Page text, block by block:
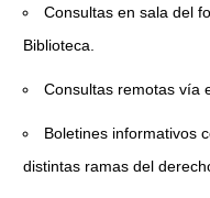
Consultas en sala del
Biblioteca.
Consultas remotas vía
Boletines informativos
distintas ramas del